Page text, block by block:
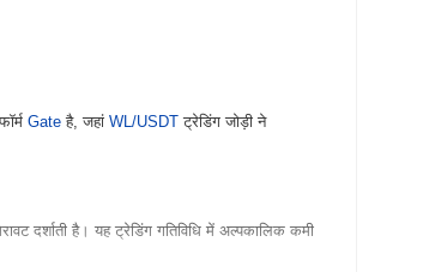
Gate है, जहां WL/USDT ट्रेडिंग जोड़ी ने
दर्शाती है। यह ट्रेडिंग गतिविधि में अल्पकालिक कमी